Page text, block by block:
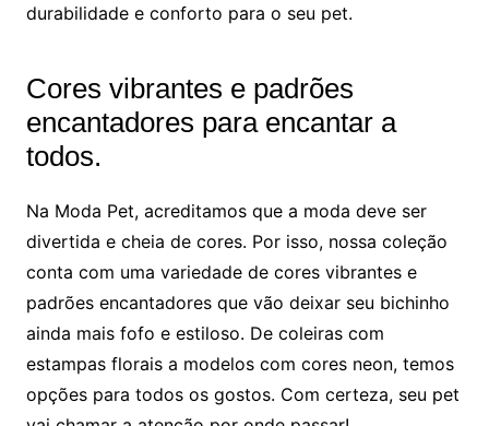
durabilidade e conforto para o seu pet.
Cores vibrantes e padrões
encantadores para encantar a
todos.
Na Moda Pet, acreditamos que a moda deve ser
divertida e cheia de cores. Por isso, nossa coleção
conta com uma variedade de cores vibrantes e
padrões encantadores que vão deixar seu bichinho
ainda mais fofo e estiloso. De coleiras com
estampas florais a modelos com cores neon, temos
opções para todos os gostos. Com certeza, seu pet